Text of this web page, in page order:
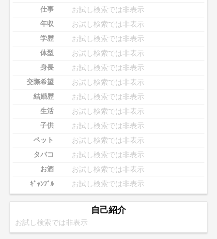
仕事 お試し検索では非表示
年収 お試し検索では非表示
学歴 お試し検索では非表示
体型 お試し検索では非表示
身長 お試し検索では非表示
交際希望 お試し検索では非表示
結婚歴 お試し検索では非表示
生活 お試し検索では非表示
子供 お試し検索では非表示
ペット お試し検索では非表示
タバコ お試し検索では非表示
お酒 お試し検索では非表示
ｷﾞｬﾝﾌﾞﾙ お試し検索では非表示
自己紹介
お試し検索では非表示